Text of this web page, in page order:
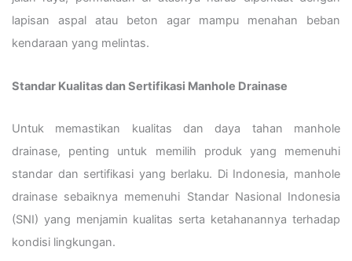
lapisan aspal atau beton agar mampu menahan beban
kendaraan yang melintas.
Standar Kualitas dan Sertifikasi Manhole Drainase
Untuk memastikan kualitas dan daya tahan manhole
drainase, penting untuk memilih produk yang memenuhi
standar dan sertifikasi yang berlaku. Di Indonesia, manhole
drainase sebaiknya memenuhi Standar Nasional Indonesia
(SNI) yang menjamin kualitas serta ketahanannya terhadap
kondisi lingkungan.